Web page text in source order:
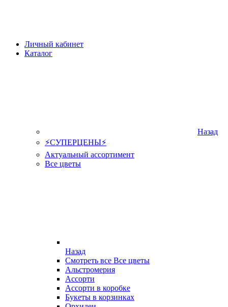
Личный кабинет
Каталог
Назад
⚡СУПЕРЦЕНЫ⚡
Актуальный ассортимент
Все цветы
Назад
Смотреть все Все цветы
Альстромерия
Ассорти
Ассорти в коробке
Букеты в корзинках